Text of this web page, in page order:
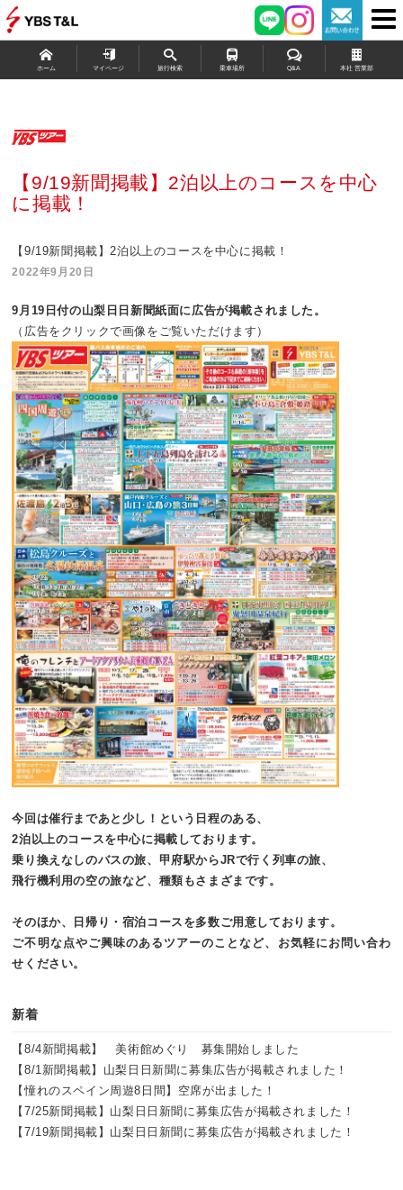
ホーム マイページ 旅行検索 乗車場所 Q&A 本社 営業部
【9/19新聞掲載】2泊以上のコースを中心
に掲載！
【9/19新聞掲載】2泊以上のコースを中心に掲載！
2022年9月20日
9月19 日付の山梨日日新聞紙面に広告が掲載されました。
（広告をクリックで画像をご覧いただけます）
今回は催行まであと少し！という日程のある、
2泊以上のコースを中心に掲載しております。
乗り換えなしのバスの旅、甲府駅からJRで行く列車の旅、
飛行機利用の空の旅など、種類もさまざまです。
そのほか、日帰り・宿泊コースを多数ご用意しております。
ご不明な点やご興味のあるツアーのことなど、お気軽にお問い合わ
せください。
新着
【8/4新聞掲載】 美術館めぐり 募集開始しました
【8/1新聞掲載】山梨日日新聞に募集広告が掲載されました！
【憧れのスペイン周遊8日間】空席が出ました！
【7/25新聞掲載】山梨日日新聞に募集広告が掲載されました！
【7/19新聞掲載】山梨日日新聞に募集広告が掲載されました！